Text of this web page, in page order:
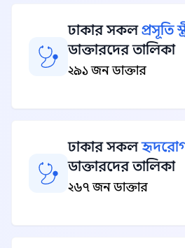
ঢাকার সকলপ্রসূতি
ডাক্তারদের তালিকা
২৯১ জন ডাক্তার
ঢাকার সকলহৃদরোগ
ডাক্তারদের তালিকা
২৬৭ জন ডাক্তার